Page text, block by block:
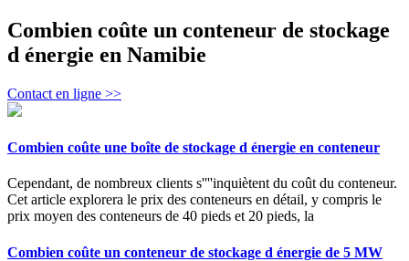
Combien coûte un conteneur de stockage
d énergie en Namibie
Contact en ligne >>
Combien coûte une boîte de stockage d énergie en conteneur
Cependant, de nombreux clients s''''inquiètent du coût du conteneur.
Cet article explorera le prix des conteneurs en détail, y compris le
prix moyen des conteneurs de 40 pieds et 20 pieds, la
Combien coûte un conteneur de stockage d énergie de 5 MW